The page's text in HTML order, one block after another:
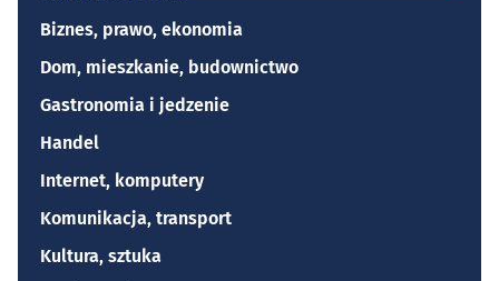
Biznes, prawo, ekonomia
Dom, mieszkanie, budownictwo
Gastronomia i jedzenie
Handel
Internet, komputery
Komunikacja, transport
Kultura, sztuka